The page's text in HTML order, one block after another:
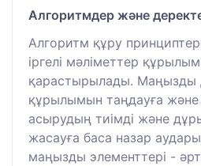
Алгоритмдер және
Алгоритм құру
іргелі мәліметтер
қарастырылады. Маңызды
құрылымын таңдауға
асырудың тиімді және
жасауға баса назар
маңызды элементтері -